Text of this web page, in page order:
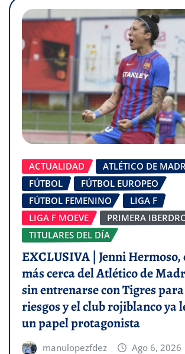
ACTUALIDAD
ATLÉTICO DE
FÚTBOL
FÚTBOL EUROPEO
FÚTBOL FEMENINO
LIGA F
LIGA F MOEVE
PRIMERA
TITULARES DEL DÍA
EXCLUSIVA | Jenni Hermoso,
más cerca del Atlético de
sin entrenarse con Tigres
riesgos y el club rojiblanco ya
un papel protagonista
manulopezfdez Ago 6, 2026